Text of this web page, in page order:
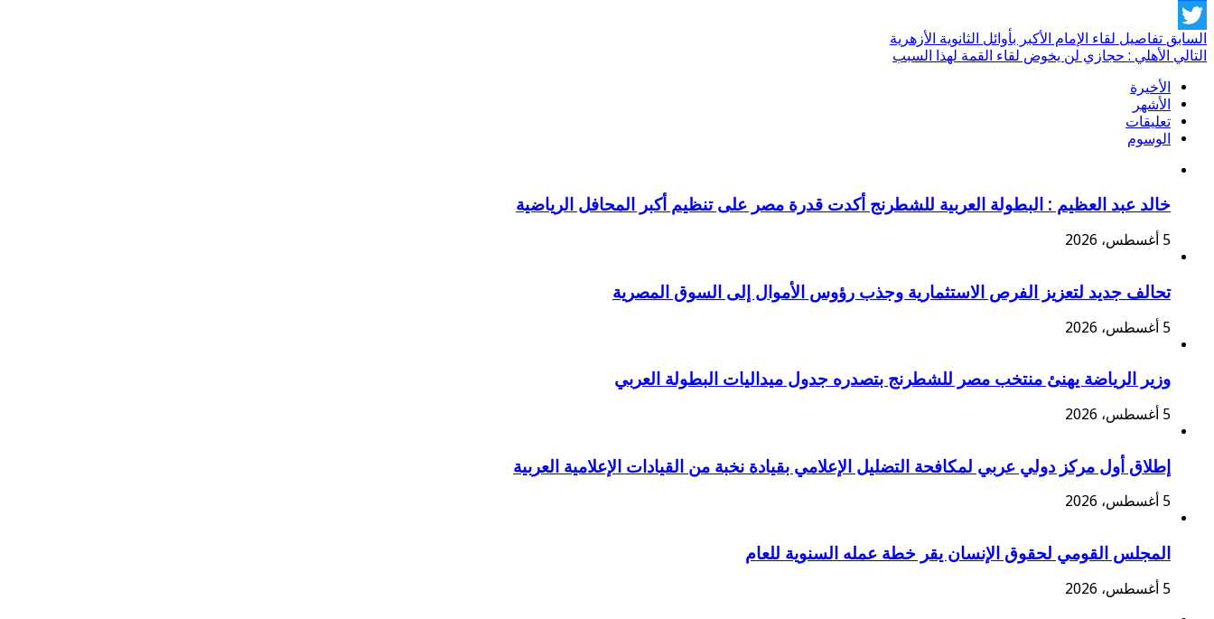
Facebook
Twitter
السابق تفاصيل لقاء الإمام الأكبر بأوائل الثانوية الأزهرية
التالي الأهلي : حجازي لن يخوض لقاء القمة لهذا السبب
الأخيرة
الأشهر
تعليقات
الوسوم
خالد عبد العظيم : البطولة العربية للشطرنج أكدت قدرة مصر على تنظيم أكبر المحافل الرياضية
5 أغسطس، 2026
تحالف جديد لتعزيز الفرص الاستثمارية وجذب رؤوس الأموال إلى السوق المصرية
5 أغسطس، 2026
وزير الرياضة يهنئ منتخب مصر للشطرنج بتصدره جدول ميداليات البطولة العربي
5 أغسطس، 2026
إطلاق أول مركز دولي عربي لمكافحة التضليل الإعلامي بقيادة نخبة من القيادات الإعلامية العربية
5 أغسطس، 2026
المجلس القومي لحقوق الإنسان يقر خطة عمله السنوية للعام
5 أغسطس، 2026